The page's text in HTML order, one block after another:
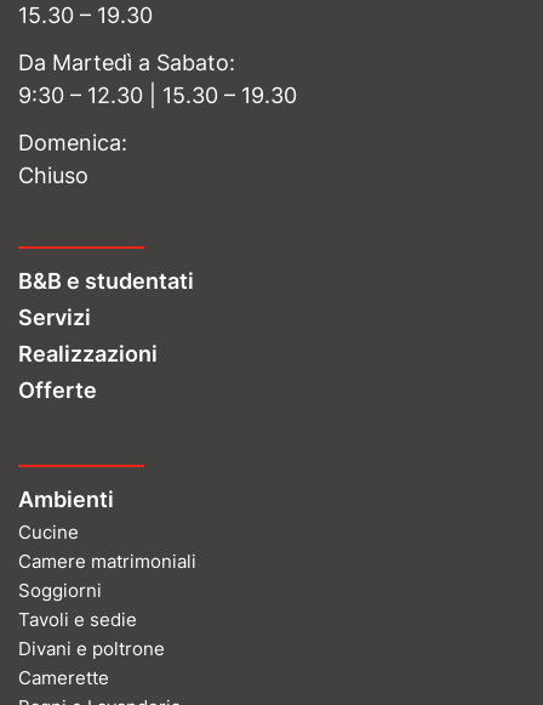
15.30 – 19.30
Da Martedì a Sabato:
9:30 – 12.30 | 15.30 – 19.30
Domenica:
Chiuso
B&B e studentati
Servizi
Realizzazioni
Offerte
Ambienti
Cucine
Camere matrimoniali
Soggiorni
Tavoli e sedie
Divani e poltrone
Camerette